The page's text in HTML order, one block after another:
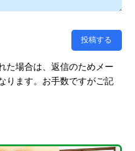
た場合は、返信のためメー
ります。お手数ですがご記